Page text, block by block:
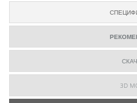
3D